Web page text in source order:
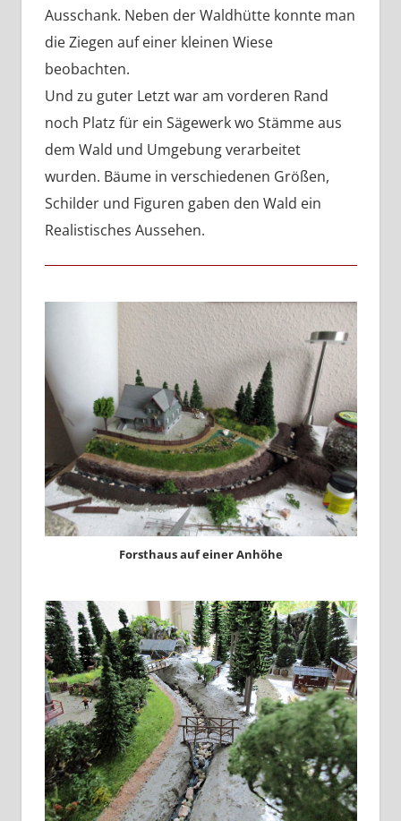
Ausschank. Neben der Waldhütte konnte man
die Ziegen auf einer kleinen Wiese
beobachten.
Und zu guter Letzt war am vorderen Rand
noch Platz für ein Sägewerk wo Stämme aus
dem Wald und Umgebung verarbeitet
wurden. Bäume in verschiedenen Größen,
Schilder und Figuren gaben den Wald ein
Realistisches Aussehen.
Forsthaus auf einer Anhöhe